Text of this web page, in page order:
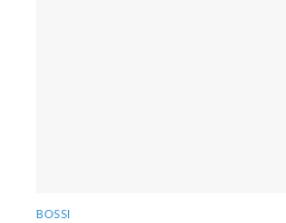
BOSSI